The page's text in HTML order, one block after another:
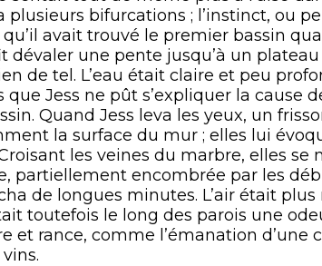
plusieurs bifurcations ; l’instinct, ou
qu’il avait trouvé le premier bassin
dévaler une pente jusqu’à un
de tel. L’eau était claire et peu
que Jess ne pût s’expliquer la cause
Quand Jess leva les yeux, un
la surface du mur ; elles lui
les veines du marbre, elles se
partiellement encombrée par les
de longues minutes. L’air était
toutefois le long des parois une
et rance, comme l’émanation